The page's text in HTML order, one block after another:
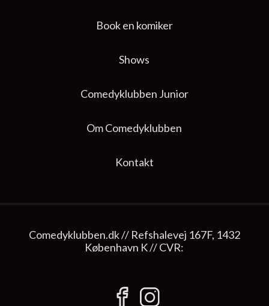
Book en komiker
Shows
Comedyklubben Junior
Om Comedyklubben
Kontakt
Comedyklubben.dk // Refshalevej 167F, 1432
København K // CVR: